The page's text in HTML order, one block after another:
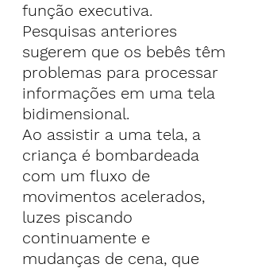
função executiva.
Pesquisas anteriores
sugerem que os bebês têm
problemas para processar
informações em uma tela
bidimensional.
Ao assistir a uma tela, a
criança é bombardeada
com um fluxo de
movimentos acelerados,
luzes piscando
continuamente e
mudanças de cena, que